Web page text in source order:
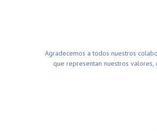
Agradecemos a todos nuestros
que representan nuestros valores,